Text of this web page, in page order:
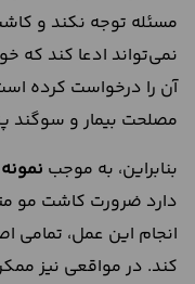
مسئله توجه نکند و
نمی‌تواند ادعا کند که
آن را درخواست کرده
مصلحت بیمار و سوگند
بنابراین، به موجب
دارد ضرورت کاشت مو
انجام این عمل، تمامی
کند. در مواقعی نیز